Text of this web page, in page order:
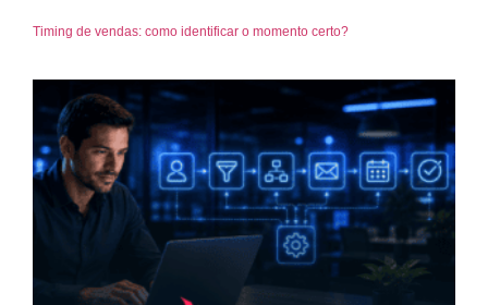
Timing de vendas: como identificar o momento certo?